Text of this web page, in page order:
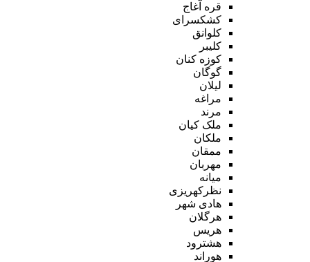
قره آغاج
کشکسرای
کلوانق
کلیبر
کوزه کنان
گوگان
لیلان
مراغه
مرند
ملک کیان
ملکان
ممقان
مهربان
میانه
نظرکهریزی
هادی شهر
هرگلان
هریس
هشترود
هوراند